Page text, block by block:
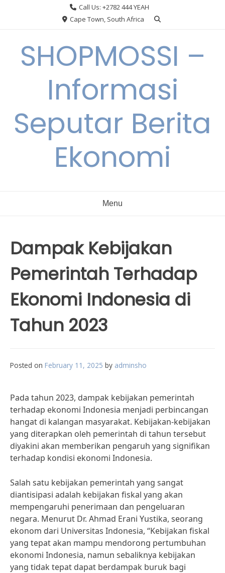
Call Us: +2782 444 YEAH
Cape Town, South Africa
SHOPMOSSI –
Informasi
Seputar Berita
Ekonomi
Menu
Dampak Kebijakan
Pemerintah Terhadap
Ekonomi Indonesia di
Tahun 2023
Posted on February 11, 2025 by adminsho
Pada tahun 2023, dampak kebijakan pemerintah
terhadap ekonomi Indonesia menjadi perbincangan
hangat di kalangan masyarakat. Kebijakan-kebijakan
yang diterapkan oleh pemerintah di tahun tersebut
diyakini akan memberikan pengaruh yang signifikan
terhadap kondisi ekonomi Indonesia.
Salah satu kebijakan pemerintah yang sangat
diantisipasi adalah kebijakan fiskal yang akan
mempengaruhi penerimaan dan pengeluaran
negara. Menurut Dr. Ahmad Erani Yustika, seorang
ekonom dari Universitas Indonesia, “Kebijakan fiskal
yang tepat akan mampu mendorong pertumbuhan
ekonomi Indonesia, namun sebaliknya kebijakan
yang tidak tepat dapat berdampak buruk bagi